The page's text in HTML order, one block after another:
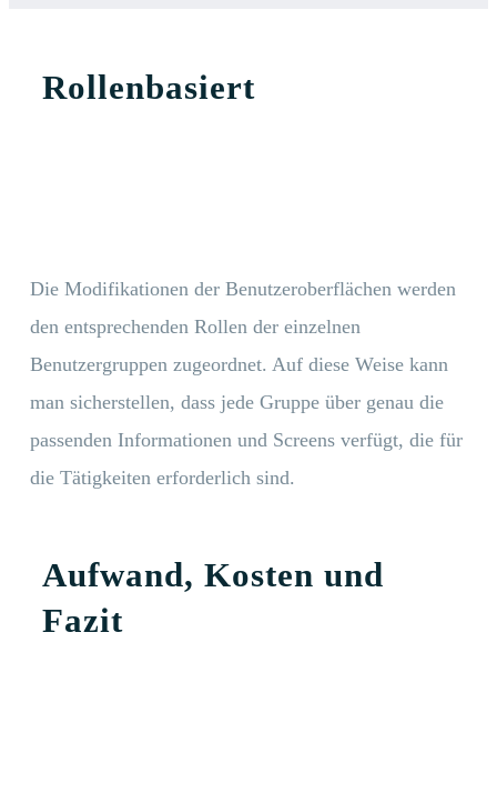
Rollenbasiert
Die Modifikationen der Benutzeroberflächen werden
den entsprechenden Rollen der einzelnen
Benutzergruppen zugeordnet. Auf diese Weise kann
man sicherstellen, dass jede Gruppe über genau die
passenden Informationen und Screens verfügt, die für
die Tätigkeiten erforderlich sind.
Aufwand, Kosten und
Fazit